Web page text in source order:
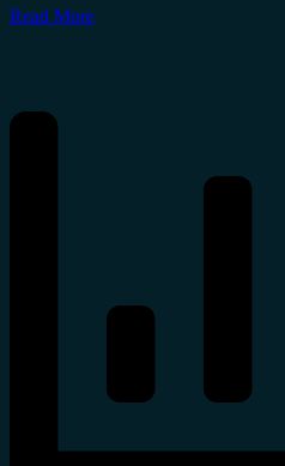
Read More